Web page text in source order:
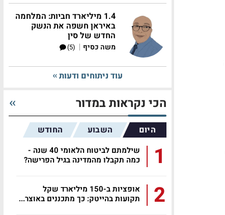
1.4 מיליארד חביות: המלחמה
באיראן חשפה את הנשק
החדש של סין
משה כסיף |
(5)
עוד ניתוחים ודעות
הכי נקראות במדור
היום השבוע החודש
1
שילמתם לביטוח הלאומי 40 שנה -
כמה תקבלו מהמדינה בגיל הפרישה?
2
אופציות ב-150 מיליארד שקל
תקועות בהייטק: כך מתכננים באוצר...